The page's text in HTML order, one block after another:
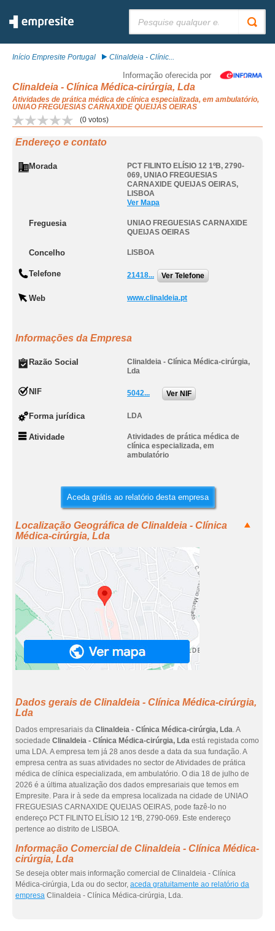
Início Empresite Portugal Clinaldeia - Clínic...
Informação oferecida por
Clinaldeia - Clínica Médica-cirúrgia, Lda
Atividades de prática médica de clínica especializada, em ambulatório,
UNIAO FREGUESIAS CARNAXIDE QUEIJAS OEIRAS
(0 votos)
Endereço e contato
Morada
PCT FILINTO ELÍSIO 12 1ºB, 2790-
069, UNIAO FREGUESIAS
CARNAXIDE QUEIJAS OEIRAS,
LISBOA
Ver Mapa
Freguesia
UNIAO FREGUESIAS CARNAXIDE
QUEIJAS OEIRAS
Concelho LISBOA
Telefone 21418... Ver Telefone
Web www.clinaldeia.pt
Informações da Empresa
Razão Social
Clinaldeia - Clínica Médica-cirúrgia,
Lda
NIF 5042... Ver NIF
Forma jurídica LDA
Atividade
Atividades de prática médica de
clínica especializada, em
ambulatório
Aceda grátis ao relatório desta empresa
Localização Geográfica de Clinaldeia - Clínica
Médica-cirúrgia, Lda
Dados gerais de Clinaldeia - Clínica Médica-cirúrgia,
Lda
Dados empresariais da Clinaldeia - Clínica Médica-cirúrgia, Lda. A
sociedade Clinaldeia - Clínica Médica-cirúrgia, Lda está registada como
uma LDA. A empresa tem já 28 anos desde a data da sua fundação. A
empresa centra as suas atividades no sector de Atividades de prática
médica de clínica especializada, em ambulatório. O dia 18 de julho de
2026 é a última atualização dos dados empresariais que temos em
Empresite. Para ir à sede da empresa localizada na cidade de UNIAO
FREGUESIAS CARNAXIDE QUEIJAS OEIRAS, pode fazê-lo no
endereço PCT FILINTO ELÍSIO 12 1ºB, 2790-069. Este endereço
pertence ao distrito de LISBOA.
Informação Comercial de Clinaldeia - Clínica Médica-
cirúrgia, Lda
Se deseja obter mais informação comercial de Clinaldeia - Clínica
Médica-cirúrgia, Lda ou do sector, aceda gratuitamente ao relatório da
empresa Clinaldeia - Clínica Médica-cirúrgia, Lda.